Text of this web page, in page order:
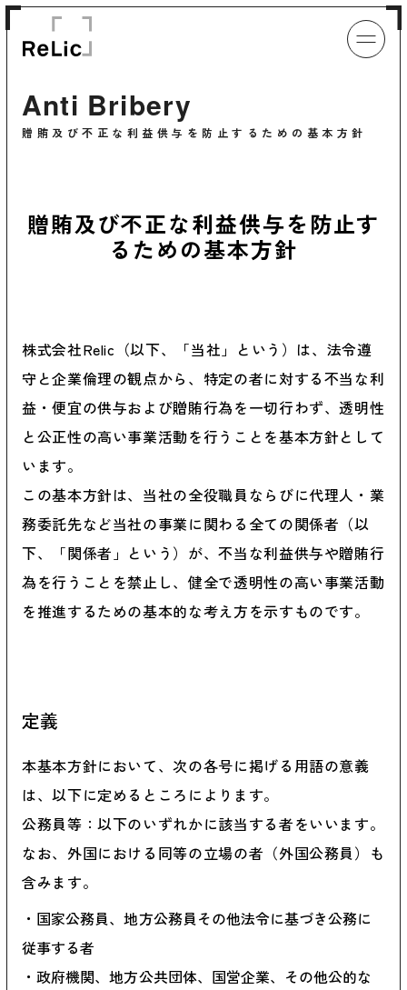
Anti Bribery
贈賄及び不正な利益供与を防止するための基本方針
贈賄及び不正な利益供与を防止す
るための基本方針
株式会社Relic（以下、「当社」という）は、法令遵
守と企業倫理の観点から、特定の者に対する不当な利
益・便宜の供与および贈賄行為を一切行わず、透明性
と公正性の高い事業活動を行うことを基本方針として
います。
この基本方針は、当社の全役職員ならびに代理人・業
務委託先など当社の事業に関わる全ての関係者（以
下、「関係者」という）が、不当な利益供与や贈賄行
為を行うことを禁止し、健全で透明性の高い事業活動
を推進するための基本的な考え方を示すものです。
定義
本基本方針において、次の各号に掲げる用語の意義
は、以下に定めるところによります。
公務員等：以下のいずれかに該当する者をいいます。
なお、外国における同等の立場の者（外国公務員）も
含みます。
国家公務員、地方公務員その他法令に基づき公務に
従事する者
政府機関、地方公共団体、国営企業、その他公的な